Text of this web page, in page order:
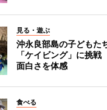
見る・遊ぶ
沖永良部島の子どもた
「ケイビング」に挑
面白さを体感
食べる